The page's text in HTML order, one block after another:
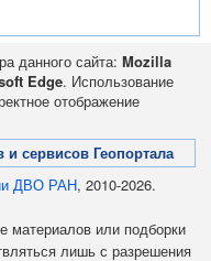
данного сайта: Mozilla
Edge. Использование
отображение
сервисов Геопортала
ДВО РАН, 2010-2026.
материалов или подборки
лишь с разрешения